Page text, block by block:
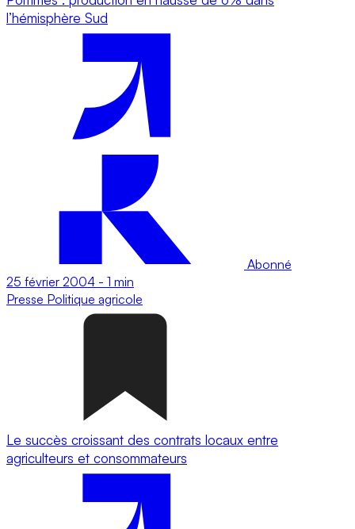
l’hémisphère Sud
Abonné
25 février 2004 - 1 min
Presse Politique agricole
Le succès croissant des contrats locaux entre
agriculteurs et consommateurs